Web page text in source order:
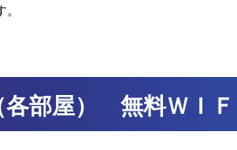
各部屋） 無料ＷＩ